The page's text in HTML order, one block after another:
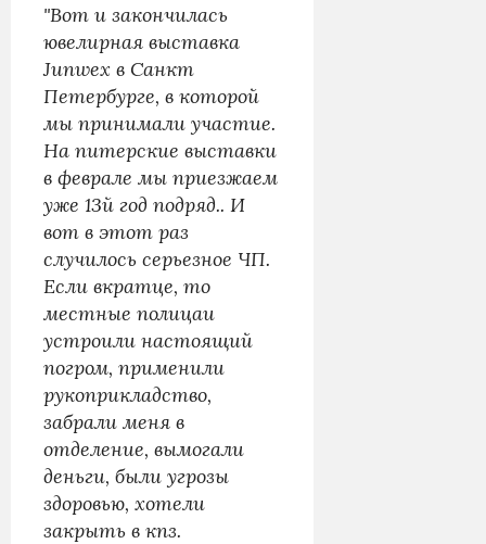
"Вот и закончилась
ювелирная выставка
Junwex в Санкт
Петербурге, в которой
мы принимали участие.
На питерские выставки
в феврале мы приезжаем
уже 13й год подряд.. И
вот в этот раз
случилось серьезное ЧП.
Если вкратце, то
местные полицаи
устроили настоящий
погром, применили
рукоприкладство,
забрали меня в
отделение, вымогали
деньги, были угрозы
здоровью, хотели
закрыть в кпз.